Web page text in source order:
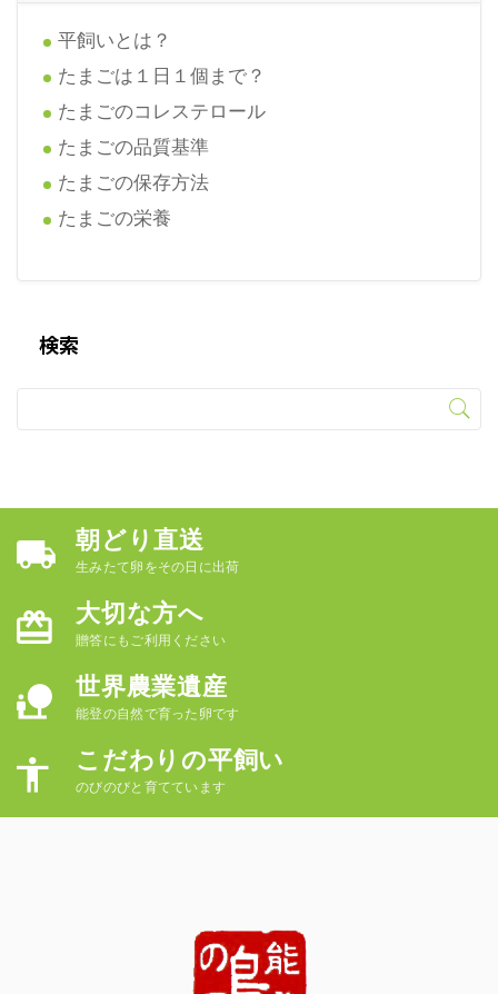
平飼いとは？
たまごは１日１個まで？
たまごのコレステロール
たまごの品質基準
たまごの保存方法
たまごの栄養
検索
朝どり直送
生みたて卵をその日に出荷
大切な方へ
贈答にもご利用ください
世界農業遺産
能登の自然で育った卵です
こだわりの平飼い
のびのびと育てています